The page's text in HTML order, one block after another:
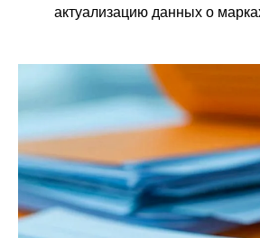
актуализацию данных о